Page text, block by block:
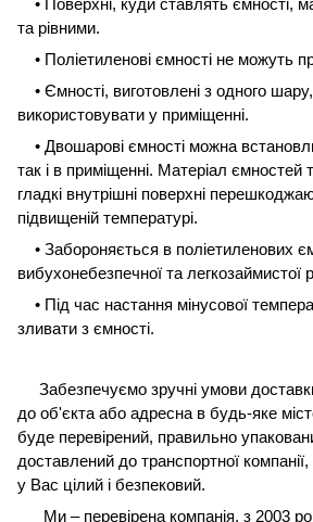
• Поверхні, куди ставлять ємності,
та рівними.
• Поліетиленові ємності не можуть
• Ємності, виготовлені з одного
використовувати у приміщенні.
• Двошарові ємності можна
так і в приміщенні. Матеріал ємностей
гладкі внутрішні поверхні
підвищеній температурі.
• Забороняється в поліетиленових
вибухонебезпечної та легкозаймистої
• Під час настання мінусової
зливати з ємності.
Забезпечуємо зручні умови
до об'єкта або адресна в будь-яке
буде перевірений, правильно
доставлений до транспортної компанії,
у Вас цілий і безпековий.
Ми – перевірена компанія, з 2003